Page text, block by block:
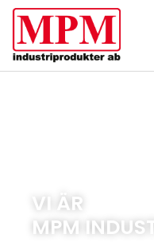
VI ÄR
MPM